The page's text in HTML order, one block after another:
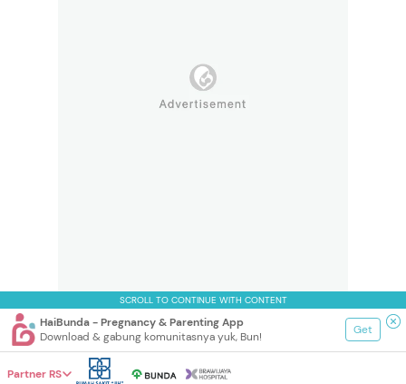
SCROLL TO CONTINUE WITH CONTENT
HaiBunda - Pregnancy & Parenting App
Download & gabung komunitasnya yuk, Bun!
Get
Partner RS